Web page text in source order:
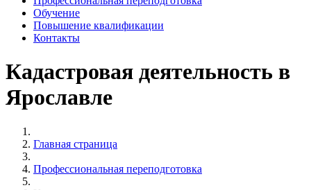
Обучение
Повышение квалификации
Контакты
Кадастровая деятельность в
Ярославле
Главная страница
Профессиональная переподготовка